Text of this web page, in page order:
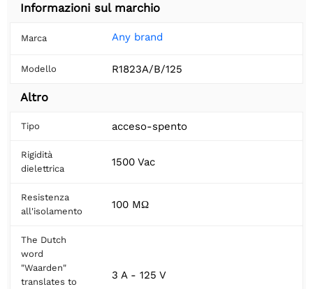
Informazioni sul marchio
Marca Any brand
Modello R1823A/B/125
Altro
Tipo acceso-spento
Rigidità
dielettrica
1500 Vac
Resistenza
all'isolamento
100 MΩ
The Dutch
word
"Waarden"
translates to
3 A - 125 V